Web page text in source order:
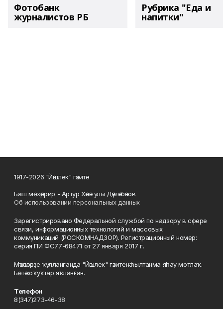
Фотобанк
журналистов РБ
Рубрика "Еда и
напитки"
1917-2026 "Йәшлек" гәзите
Баш мөхәррир - Артур Хәсән улы Дәүләтбәков
Об использовании персональных данных
Зарегистрировано Федеральной службой по надзору в сфере
связи, информационных технологий и массовых
коммуникаций (РОСКОМНАДЗОР). Регистрационный номер:
серия ПИ ФС77-68471 от 27 января 2017 г.
Мәҡәләләрҙе ҡулланғанда "Йәшлек" гәзитенә һылтанма яһау мотлаҡ.
Бөтә хоҡуҡтар яҡланған.
Телефон
8(347)273-46-38